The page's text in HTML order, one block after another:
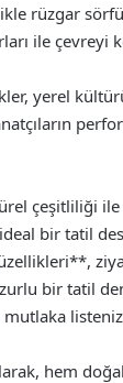
rüzgar
ile çevreyi
yerel
çeşitliliği
bir tatil
bir tatil
hem